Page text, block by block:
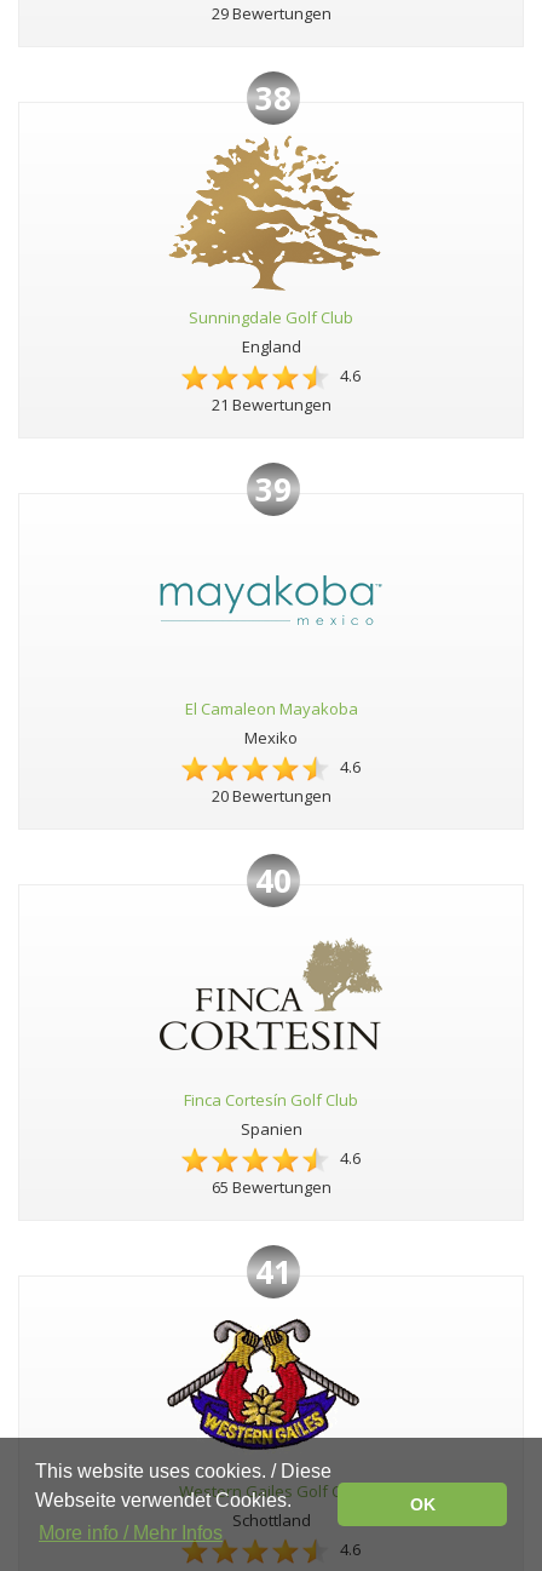
29 Bewertungen
38
Sunningdale Golf Club
England
4.6
21 Bewertungen
39
El Camaleon Mayakoba
Mexiko
4.6
20 Bewertungen
40
Finca Cortesín Golf Club
Spanien
4.6
65 Bewertungen
41
Western Gailes Golf Club
Schottland
4.6
This website uses cookies. / Diese
Webseite verwendet Cookies.
More info / Mehr Infos
OK